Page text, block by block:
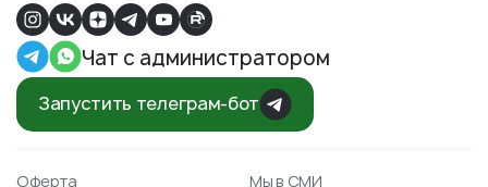
Чат с администратором
Запустить телеграм-бот
Оферта Мы в СМИ